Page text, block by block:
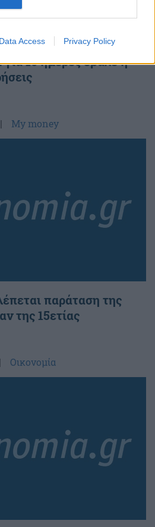
Data Access Privacy Policy
10 ημέρες έβαλε η
My money
παράταση της
της 15ετίας
Οικονομία